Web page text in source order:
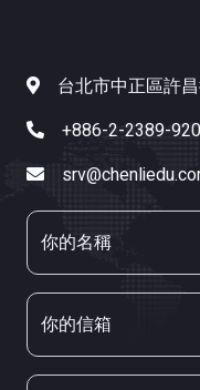
台北市中正區許
+886-2-2389-
你的名稱
你的信箱